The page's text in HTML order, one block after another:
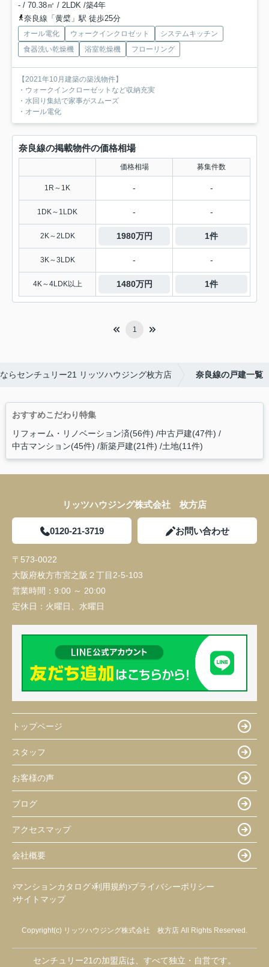
- / 70.38㎡ / 2LDK /築4年
奈良線「黄檗」駅 徒歩25分
オール電化 ウォークインクロゼット
システムキッチン
食器洗い乾燥機
浴室乾燥機 フローリング
【2021年10月建築の築浅物件】
・ウォークインクローゼットなど収納充実
・水回り集結で家事がスムーズ
・オール電化
奈良線の掲載物件の価格相場
価格相場 募集件数
1R～1K - -
1DK～1LDK - -
2K～2LDK 1980万円 1件
3K～3LDK - -
4K～4LDK以上 1480万円 1件
1
らセンチュリー21 リッツハウジング枚方店 奈良線の戸建一覧
おすすめこだわり特集
リフォーム・リノベーション済(56件) 中古戸建(47件)
中古マンション(45件) 新築戸建(21件) 土地(11件)
リッツハウジング株式会社 枚方店
0120-21-3719 お問い合わせ
〒573-0022
大阪府枚方市宮之阪２丁目2-5-103
営業時間： 9:00 ～ 20:00
定休日： 火曜日、水曜日
トップページ
スタッフ
お客様の声
ブログ
アクセスマップ
会社概要
マンションカタログ 利用規約 プライバシーポリシー
サイトマップ
Copyright(c) リッツハウジング株式会社 枚方店 All Rights Reserved.
センチュリー21の加盟店は、すべて独立・自営です。